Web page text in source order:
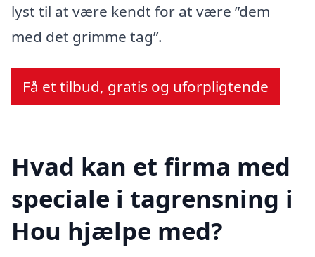
lyst til at være kendt for at være ”dem
med det grimme tag”.
Få et tilbud, gratis og uforpligtende
Hvad kan et firma med
speciale i tagrensning i
Hou hjælpe med?